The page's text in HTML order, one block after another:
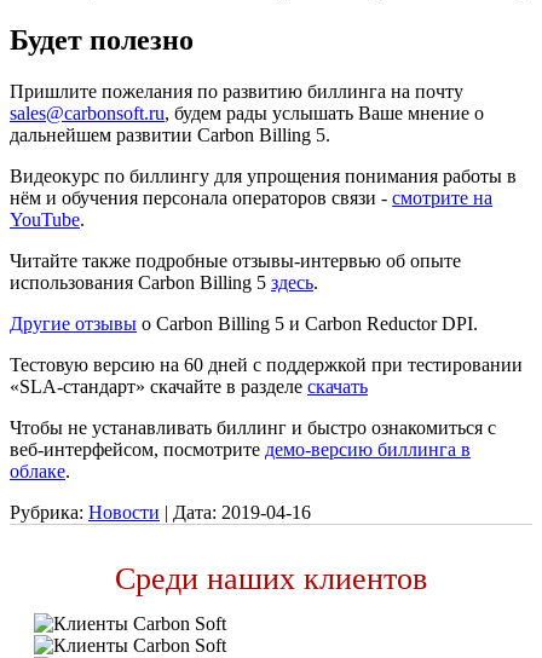
Будет полезно
Пришлите пожелания по развитию биллинга на почту
sales@carbonsoft.ru, будем рады услышать Ваше мнение о
дальнейшем развитии Carbon Billing 5.
Видеокурс по биллингу для упрощения понимания работы в
нём и обучения персонала операторов связи ‑ смотрите на
YouTube.
Читайте также подробные отзывы-интервью об опыте
использования Carbon Billing 5 здесь.
Другие отзывы о Carbon Billing 5 и Сarbon Reductor DPI.
Тестовую версию на 60 дней с поддержкой при тестировании
«SLA-стандарт» скачайте в разделе скачать
Чтобы не устанавливать биллинг и быстро ознакомиться с
веб-интерфейсом, посмотрите демо-версию биллинга в
облаке.
Рубрика: Новости | Дата: 2019-04-16
Среди наших клиентов